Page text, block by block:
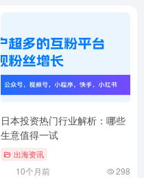
日本投资热门行业解析：哪些
生意值得一试
出海资讯
10个月前 298